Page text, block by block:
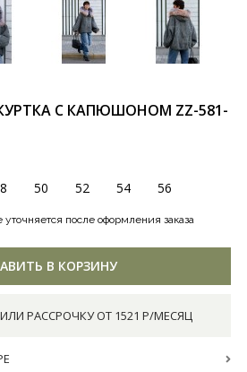
С КАПЮШОНОМ ZZ-581-
50 52 54 56
после оформления заказа
В КОРЗИНУ
РАССРОЧКУ ОТ 1521 Р/МЕСЯЦ